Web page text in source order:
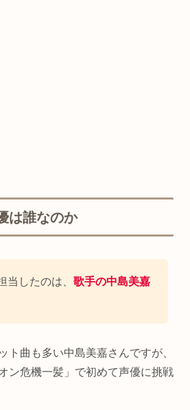
は誰なのか
当したのは、 歌手の中島美嘉
ト曲も多い中島美嘉さんですが、
ン危機一髪」で初めて声優に挑戦